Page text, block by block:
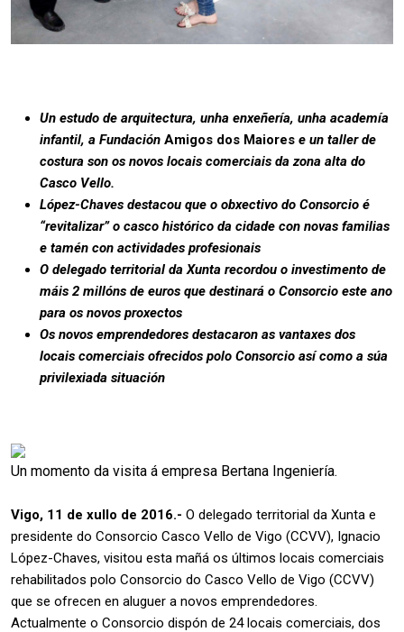
Un estudo de arquitectura, unha enxeñería, unha academía
infantil, a Fundación Amigos dos Maiores e un taller de
costura son os novos locais comerciais da zona alta do
Casco Vello.
López-Chaves destacou que o obxectivo do Consorcio é
“revitalizar” o casco histórico da cidade con novas familias
e tamén con actividades profesionais
O delegado territorial da Xunta recordou o investimento de
máis 2 millóns de euros que destinará o Consorcio este ano
para os novos proxectos
Os novos emprendedores destacaron as vantaxes dos
locais comerciais ofrecidos polo Consorcio así como a súa
privilexiada situación
Un momento da visita á empresa Bertana Ingeniería.
Vigo, 11 de xullo de 2016.- O delegado territorial da Xunta e
presidente do Consorcio Casco Vello de Vigo (CCVV), Ignacio
López-Chaves, visitou esta mañá os últimos locais comerciais
rehabilitados polo Consorcio do Casco Vello de Vigo (CCVV)
que se ofrecen en aluguer a novos emprendedores.
Actualmente o Consorcio dispón de 24 locais comerciais, dos